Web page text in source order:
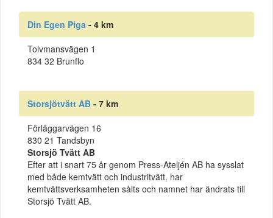
Din Egen Piga - 4 km
Tolvmansvägen 1
834 32 Brunflo
Storsjötvätt AB - 7 km
Förläggarvägen 16
830 21 Tandsbyn
Storsjö Tvätt AB
Efter att i snart 75 år genom Press-Ateljén AB ha sysslat
med både kemtvätt och industritvätt, har
kemtvättsverksamheten sålts och namnet har ändrats till
Storsjö Tvätt AB.